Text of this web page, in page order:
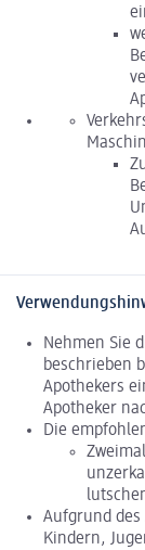
Nehmen Sie
beschrieben
Apothekers
Apotheker
Die
Aufgrund des
Kindern,